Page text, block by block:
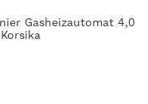
Gasheizautomat 4,0